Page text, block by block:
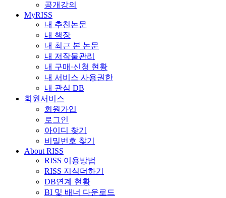
공개강의
MyRISS
내 추천논문
내 책장
내 최근 본 논문
내 저작물관리
내 구매·신청 현황
내 서비스 사용권한
내 관심 DB
회원서비스
회원가입
로그인
아이디 찾기
비밀번호 찾기
About RISS
RISS 이용방법
RISS 지식더하기
DB연계 현황
BI 및 배너 다운로드